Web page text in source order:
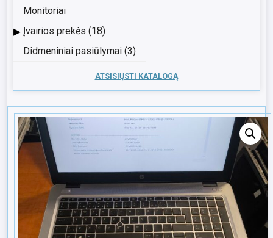
Monitoriai
▸ Įvairios prekės (18)
Didmeniniai pasiūlymai (3)
ATSISIŲSTI KATALOGĄ